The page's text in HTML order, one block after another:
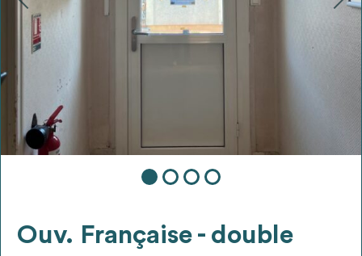
Ajouter les matériaux intéressants à "
ma
liste
Transmettre sa liste de manifestation
Exporter sa liste et ses fiches produits
Ouv. Française - double